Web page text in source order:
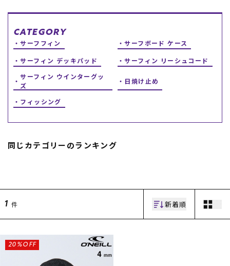
CONTENTS
特集一覧
覧
中古/アウトレット サー
ギフトラッピング
CATEGORY
サーフフィン
サーフボード ケース
サーフィン デッキパッド
サーフィン リーシュコード
サーフィン ウインターグッ
ズ
日焼け止め
フィッシング
同じカテゴリーのランキング
1 件 新着順
20%OFF